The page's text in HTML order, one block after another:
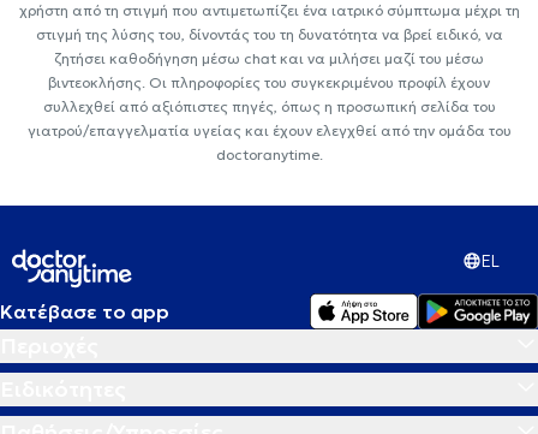
χρήστη από τη στιγμή που αντιμετωπίζει ένα ιατρικό σύμπτωμα μέχρι τη
στιγμή της λύσης του, δίνοντάς του τη δυνατότητα να βρεί ειδικό, να
ζητήσει καθοδήγηση μέσω chat και να μιλήσει μαζί του μέσω
βιντεοκλήσης. Οι πληροφορίες του συγκεκριμένου προφίλ έχουν
συλλεχθεί από αξιόπιστες πηγές, όπως η προσωπική σελίδα του
γιατρού/επαγγελματία υγείας και έχουν ελεγχθεί από την ομάδα του
doctoranytime.
EL
Κατέβασε το app